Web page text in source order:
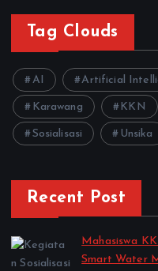
Tag Clouds
AI Artificial
Karawang KKN
Sosialisasi Unsika
Recent Post
Mahasiswa
Smart Water